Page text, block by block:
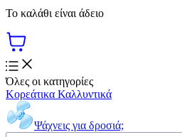
Το καλάθι είναι άδειο
Όλες οι κατηγορίες
Κορεάτικα Καλλυντικά
Ψάχνεις για δροσιά;